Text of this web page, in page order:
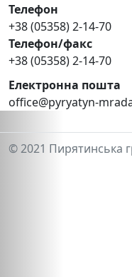
Телефон
+38 (05358) 2-14-70
Телефон/факс
+38 (05358) 2-14-70
Електронна пошта
office@pyryatyn-
© 2021 Пирятинська